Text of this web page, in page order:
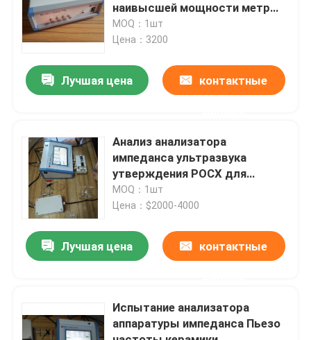
О нас
Путешествие фабрики
Свяжитесь мы
Спросите цитату
ультразвуковой очистки датчика
Датчик Multi частоты ультразвуковой
наивысшей мощности метр
ультразвукового измеряя
MOQ：1шт
Цена：3200
Лучшая цена контактные
Анализ анализатора
импеданса ультразвука
утверждения РОСХ для
параметров/графиков
MOQ：1шт
Цена：$2000-4000
Лучшая цена контактные
Испытание анализатора
аппаратуры импеданса Пьезо